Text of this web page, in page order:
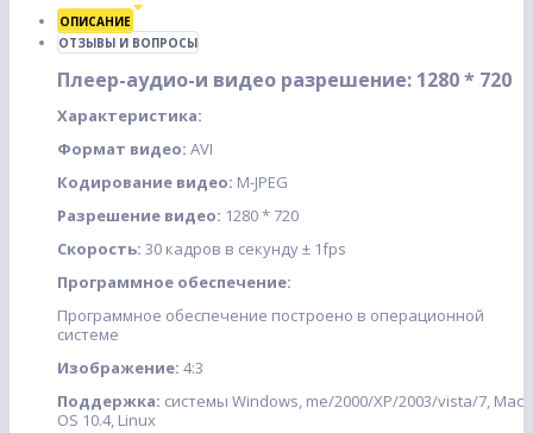
ОПИСАНИЕ
ОТЗЫВЫ И ВОПРОСЫ
Плеер-аудио-и видео разрешение: 1280 * 720
Характеристика:
Формат видео: AVI
Кодирование видео: M-JPEG
Разрешение видео: 1280 * 720
Скорость: 30 кадров в секунду ± 1fps
Программное обеспечение:
Программное обеспечение построено в операционной
системе
Изображение: 4:3
Поддержка: системы Windows, me/2000/XP/2003/vista/7, Mac
OS 10.4, Linux